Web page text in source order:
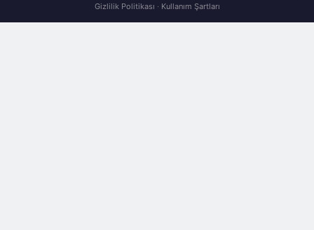
Gizlilik Politikası · Kullanım Şartları